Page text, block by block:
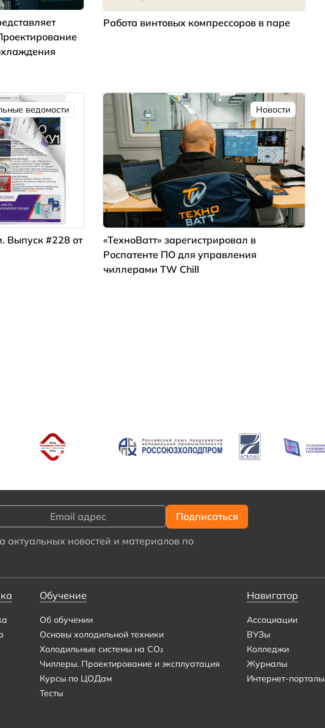
Работа винтовых компрессоров в паре
ведомости
Выпуск #228 от
Новости
«ТехноВатт» зарегистрировал в
Роспатенте ПО для управления
чиллерами TW Chill
актуальных новостей и материалов по
Обучение
Об обучении
Основы холодильной техники
Холодильные системы на CO₂
Чиллеры. Проектирование и эксплуатация
Курсы по ЦОДам
Тесты
Навигатор
Ассоциации
ВУЗы
Колледжи
Журналы
Интернет-порталы